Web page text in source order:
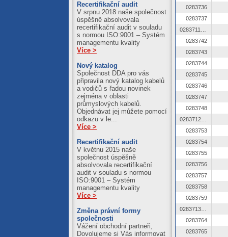
0283736
0283737
0283742
0283743
0283744
0283745
0283746
0283747
0283748
0283753
0283754
0283755
0283756
0283757
0283758
0283759
0283764
0283765
Recertifikační audit
V srpnu 2018 naše společnost
úspěšně absolvovala
recertifikační audit v souladu
s normou ISO:9001 – Systém
managementu kvality
Více >
Nový katalog
Společnost DDA pro vás
připravila nový katalog kabelů
a vodičů s řadou novinek
zejména v oblasti
průmyslových kabelů.
Objednávat jej můžete pomocí
odkazu v le...
Více >
Recertifikační audit
V květnu 2015 naše
společnost úspěšně
absolvovala recertifikační
audit v souladu s normou
ISO:9001 – Systém
managementu kvality
Více >
Změna právní formy
společnosti
Vážení obchodní partneři,
Dovolujeme si Vás informovat